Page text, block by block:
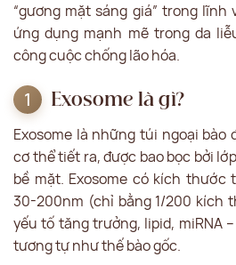
“gương mặt sáng giá” trong
ứng dụng mạnh mẽ trong da
công cuộc chống lão hóa.
Exosome là gì?
Exosome là những túi ngoại bào
cơ thể tiết ra, được bao bọc bởi
bề mặt. Exosome có kích
30-200nm (chỉ bằng 1/200 kích
yếu tố tăng trưởng, lipid, miRNA
tương tự như thế bào gốc.